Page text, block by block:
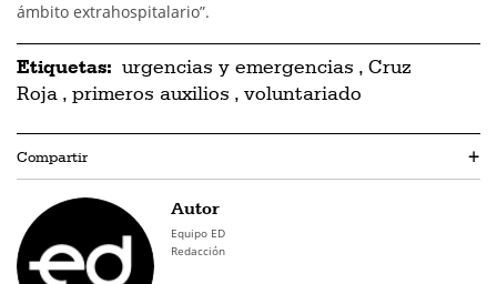
ámbito extrahospitalario”.
Etiquetas: urgencias y emergencias , Cruz
Roja , primeros auxilios , voluntariado
Compartir +
Autor
Equipo ED
Redacción